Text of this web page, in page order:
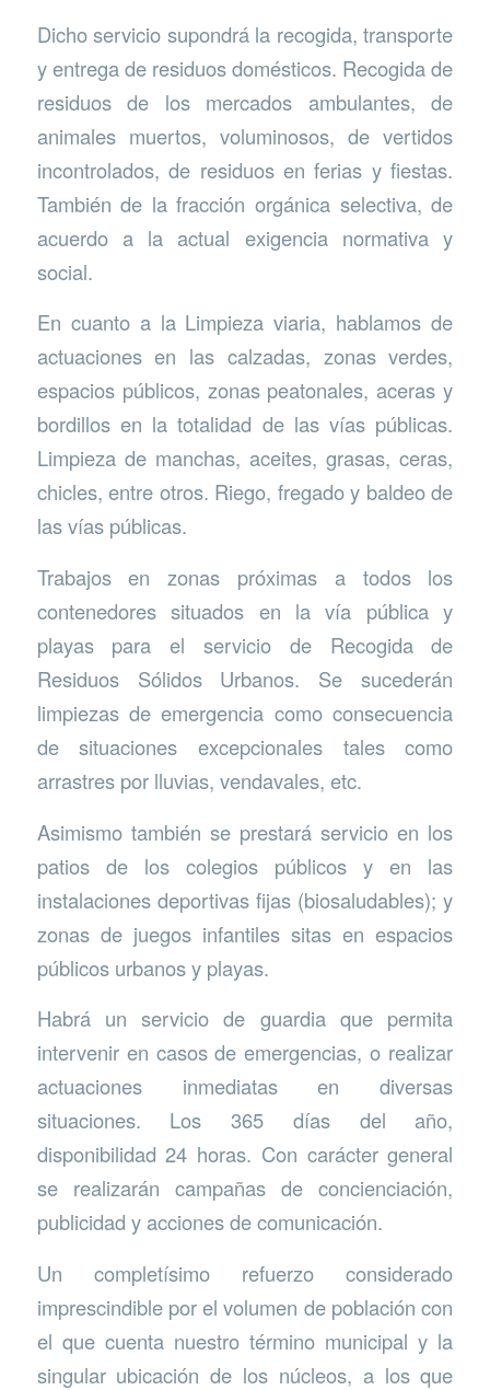
Dicho servicio supondrá la recogida, transporte
y entrega de residuos domésticos. Recogida de
residuos de los mercados ambulantes, de
animales muertos, voluminosos, de vertidos
incontrolados, de residuos en ferias y fiestas.
También de la fracción orgánica selectiva, de
acuerdo a la actual exigencia normativa y
social.
En cuanto a la Limpieza viaria, hablamos de
actuaciones en las calzadas, zonas verdes,
espacios públicos, zonas peatonales, aceras y
bordillos en la totalidad de las vías públicas.
Limpieza de manchas, aceites, grasas, ceras,
chicles, entre otros. Riego, fregado y baldeo de
las vías públicas.
Trabajos en zonas próximas a todos los
contenedores situados en la vía pública y
playas para el servicio de Recogida de
Residuos Sólidos Urbanos. Se sucederán
limpiezas de emergencia como consecuencia
de situaciones excepcionales tales como
arrastres por lluvias, vendavales, etc.
Asimismo también se prestará servicio en los
patios de los colegios públicos y en las
instalaciones deportivas fijas (biosaludables); y
zonas de juegos infantiles sitas en espacios
públicos urbanos y playas.
Habrá un servicio de guardia que permita
intervenir en casos de emergencias, o realizar
actuaciones inmediatas en diversas
situaciones. Los 365 días del año,
disponibilidad 24 horas. Con carácter general
se realizarán campañas de concienciación,
publicidad y acciones de comunicación.
Un completísimo refuerzo considerado
imprescindible por el volumen de población con
el que cuenta nuestro término municipal y la
singular ubicación de los núcleos, a los que